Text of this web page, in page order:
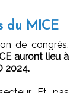
du MICE
de congrès,
auront lieu à
2024.